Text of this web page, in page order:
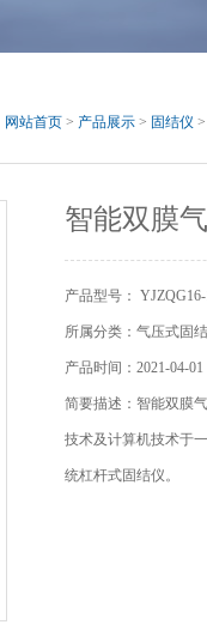
网站首页 > 产品展示 > 固结仪 >
智能双膜
产品型号：
所属分类：气压式固
产品时间：2021-04-01
简要描述：智能双膜
技术及计算机技术于
统杠杆式固结仪。